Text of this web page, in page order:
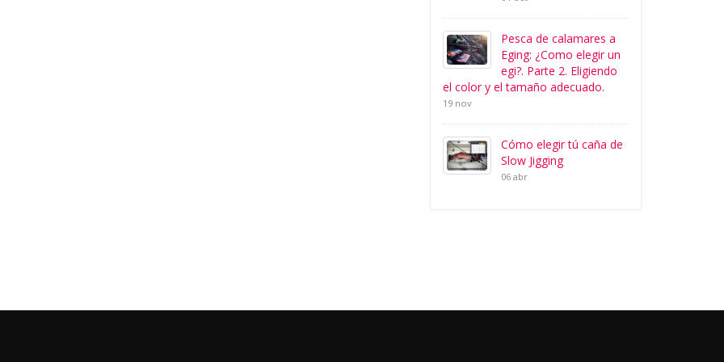
Pesca de calamares a
Eging: ¿Como elegir un
egi?. Parte 2. Eligiendo
el color y el tamaño adecuado.
19 nov
Cómo elegir tú caña de
Slow Jigging
06 abr